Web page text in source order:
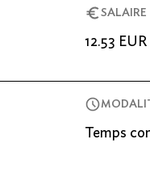
SALAIRE
12.53
Temps